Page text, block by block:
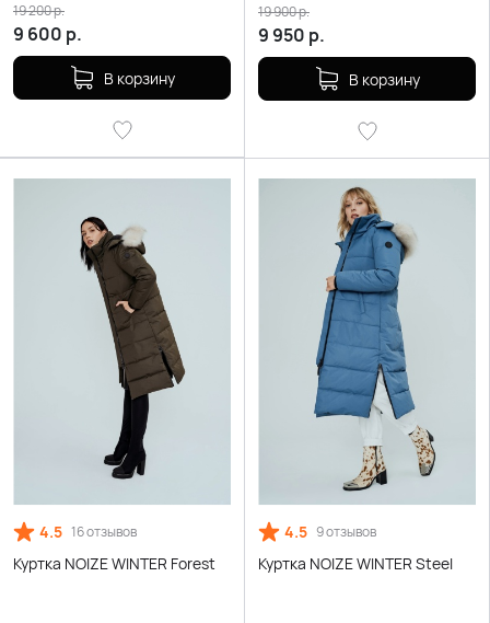
9 600 р.
19 200р.
В корзину
9 950 р.
19 900р.
В корзину
4.5 16 отзывов
Куртка NOIZE WINTER Forest
4.5 9 отзывов
Куртка NOIZE WINTER Steel